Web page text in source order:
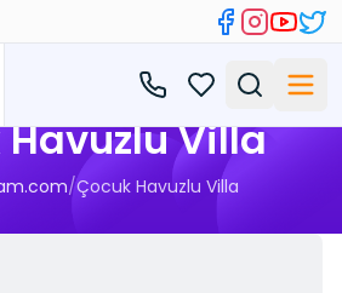
Villa
/Çocuk Havuzlu Villa